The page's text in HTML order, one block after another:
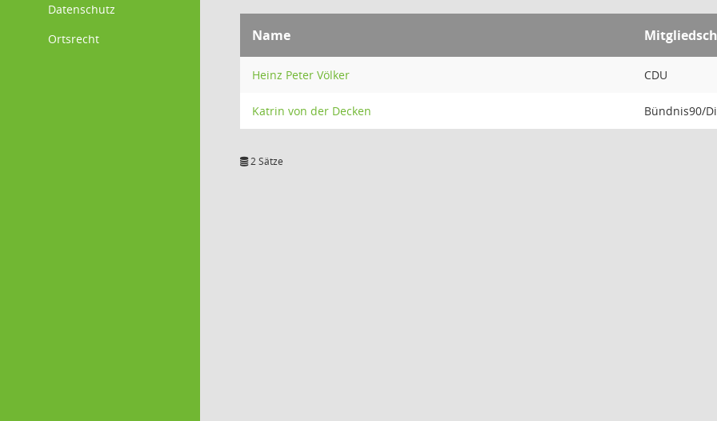
Datenschutz
Ortsrecht
Name
Heinz Peter Völker CDU
Katrin von der Decken Bündnis90/
2 Sätze